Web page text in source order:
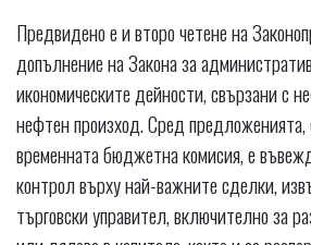
Предвидено е и второ четене на
допълнение на Закона за
икономическите дейности, свързани с
нефтен произход. Сред
временната бюджетна комисия, е
контрол върху най-важните сделки,
търговски управител, включително за